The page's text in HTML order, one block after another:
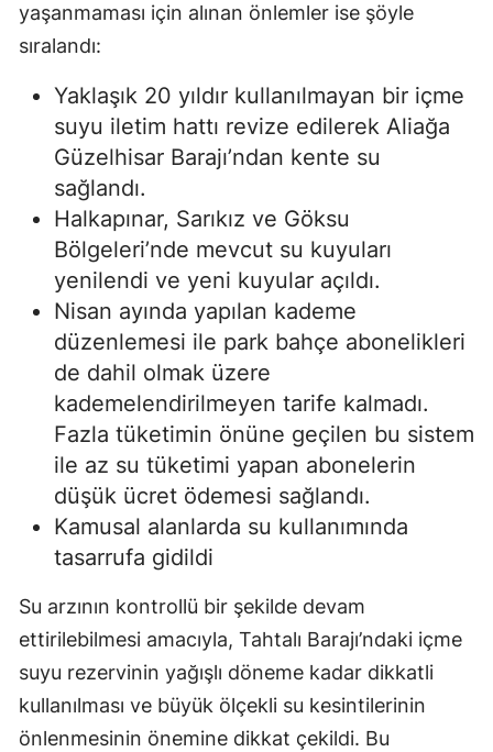
yaşanmaması için alınan önlemler ise şöyle
sıralandı:
Yaklaşık 20 yıldır kullanılmayan bir içme
suyu iletim hattı revize edilerek Aliağa
Güzelhisar Barajı’ndan kente su
sağlandı.
Halkapınar, Sarıkız ve Göksu
Bölgeleri’nde mevcut su kuyuları
yenilendi ve yeni kuyular açıldı.
Nisan ayında yapılan kademe
düzenlemesi ile park bahçe abonelikleri
de dahil olmak üzere
kademelendirilmeyen tarife kalmadı.
Fazla tüketimin önüne geçilen bu sistem
ile az su tüketimi yapan abonelerin
düşük ücret ödemesi sağlandı.
Kamusal alanlarda su kullanımında
tasarrufa gidildi
Su arzının kontrollü bir şekilde devam
ettirilebilmesi amacıyla, Tahtalı Barajı’ndaki içme
suyu rezervinin yağışlı döneme kadar dikkatli
kullanılması ve büyük ölçekli su kesintilerinin
önlenmesinin önemine dikkat çekildi. Bu